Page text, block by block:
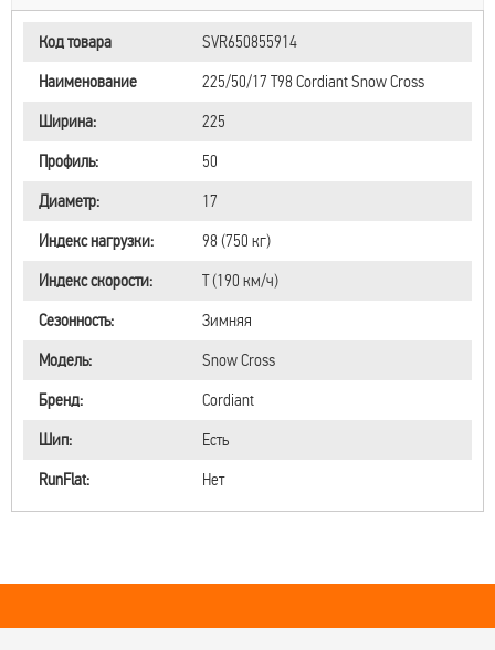
Код товара
SVR650855914
Наименование
225/50/17 T98 Cordiant Snow Cross
Ширина:
225
Профиль:
50
Диаметр:
17
Индекс нагрузки:
98 (750 кг)
Индекс скорости:
T (190 км/ч)
Сезонность:
Зимняя
Модель:
Snow Cross
Бренд:
Cordiant
Шип:
Есть
RunFlat:
Нет